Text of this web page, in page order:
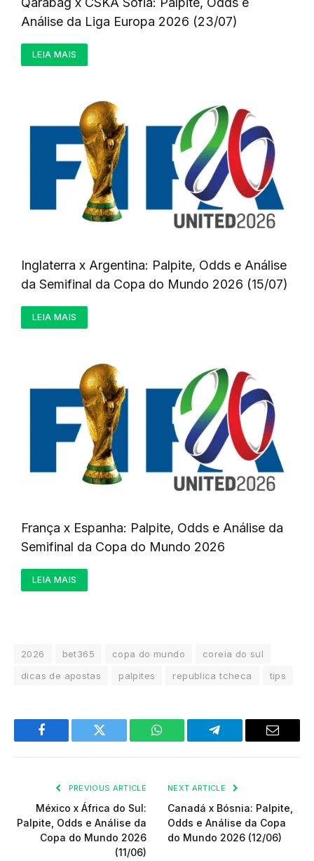
Análise da Liga Europa 2026 (23/07)
LEIA MAIS
Inglaterra x Argentina: Palpite, Odds e Análise
da Semifinal da Copa do Mundo 2026 (15/07)
LEIA MAIS
França x Espanha: Palpite, Odds e Análise da
Semifinal da Copa do Mundo 2026
LEIA MAIS
2026 bet365 copa do mundo
coreia do sul
dicas de apostas
palpites republica tcheca tips
Facebook Twitter WhatsApp Telegram Email
PREVIOUS ARTICLE
México x África do Sul:
Palpite, Odds e Análise da
Copa do Mundo 2026
(11/06)
NEXT ARTICLE
Canadá x Bósnia: Palpite,
Odds e Análise da Copa
do Mundo 2026 (12/06)